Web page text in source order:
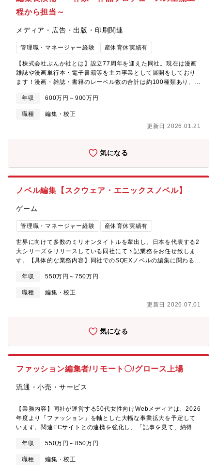
の取材活動で培った、様々な分野のM&Aトッププロフェッショナ
能です。・信頼性の高いデータベース: 各官庁の「経済白書」等で
M&Aデータベースを駆使し、正確な統計・データに基づいた情報
れることなく、中立・公正な情報発信を追求できる業務環境が保
証されています。【この仕事の魅力】・第一人者との知的な交流:
日本を代表するM&Aの専門家（法曹・学者）、ディールメーカ
ることができます。・書くことに集中できる理想的な環境: コンテ
ンツ配信後の数値分析や改善はシステム部が後方支援していま
きます。・専門記者としてのスキルに加え、Webメディアのコン
ハウも体系的に学ぶことが可能です。
程から担当～
メディア・広告・出版・印刷関連
管理職・マネージャー経験 産休育休実績有
【株式会社ぶんか社とは】設立77周年を迎えた同社。現在は漫画
雑誌や漫画単行本・電子書籍等を主力事業として展開をしており
ます！漫画・雑誌・書籍のレーベル数の合計は約100種類あり、消
作品やジャンルも増やしつつ、中期経営計画に定めている、100億
円の売り上げを実現するために様々な価値創造を実現します！
【募集背景】同社の漫画領域における雑誌・単行本・電子書籍な
ど多ジャンルにおける事業成長を図るための増員募集となってお
も同社のグループ会社でもある「海王社」が発行する「GUSH」
ております。ご経験が豊富な方にジョインをいただき、更なるぶ
https://www.gushnet.jp/【職務内容】同社が展開する「GUSH」
けるコンセプト立案から編集業務までをお任せします。同社のボ
ーイズラブの領域における編集長候補としてご活躍をいただきた
いと考えております。■同社のレーベルである「GUSH」や
「&.Emo」におけるコンセプト立案から編集業務■作家とのコミュ
ニケーションを通じたプロデュース業務■編集部員のマネジメント
【こんな方におすすめ】レーベルの編集方針を踏まえつつ新しい
力】★同社の編集長候補ポジションにて作家との作品プロデュー
ジションで裁量権を強く持ってご就業が可能です！★フレックス
タイム制度もあり、柔軟な働き方が可能！「あなたらしい」働き
女性が長く安心して働ける環境となっております。
年収 600万円～900万円
職種
編集・校正
更新日 2026.01.21
気になる
ノベル編集【スクウェア・エニックスノベル】
ゲーム
管理職・マネージャー経験 産休育休実績有
世界に向けて多数のミリオンタイトルを輩出し、日本を代表する2
大シリーズをリリースしている同社にて下記業務をお任せ致しま
す。【具体的な業務内容】同社でのSQEXノベルの編集に関わる業
作品の発掘■担当作家との作品作り■担当作品の書籍化■担当作品の
コミカライズ監修■その他、SQEXノベル大賞の運営＆選考等、編
集部内業務【この仕事の面白み】コミカライズ、アニメ化、ゲー
ム化といった形でメディアミックス展開されることを視野に、ジ
拡大にあたり、新メンバーとしてノベル市場の変化を捉え、従来
げていくこと。その両方を追求し、実現できる編集部を目指して
線で、自分の能力を試し、幅広い業務経験をつけることにより、
えています。また風通しのよい、裁量を任せる風土、ボトムアッ
イデアやアクションによって、何よりも、自身が面白いと信じた
作品を作家とともに立上げ、人気を得ることは、この仕事の最高
の面白さです。
年収 550万円～750万円
職種
編集・校正
更新日 2026.07.01
気になる
ファッション編集者/リモート〇/グロース上場
流通・小売・サービス
【業務内容】同社が運営する50代女性向けWebメディアは、2026
年度より「ファッション」を軸とした大幅な事業拡大を予定して
います。関連ECサイトとの連携を強化し、「記事を見て、納得し
こで、読者の悩みを言語化し、プロのスタイリストと共に「 背伸
びしないで素敵になれる、50代の新しい正解 」を形にするコンテ
ンツ制作の核となるメンバーを募集します。50代女性のライフス
年収 550万円～850万円
職種
編集・校正